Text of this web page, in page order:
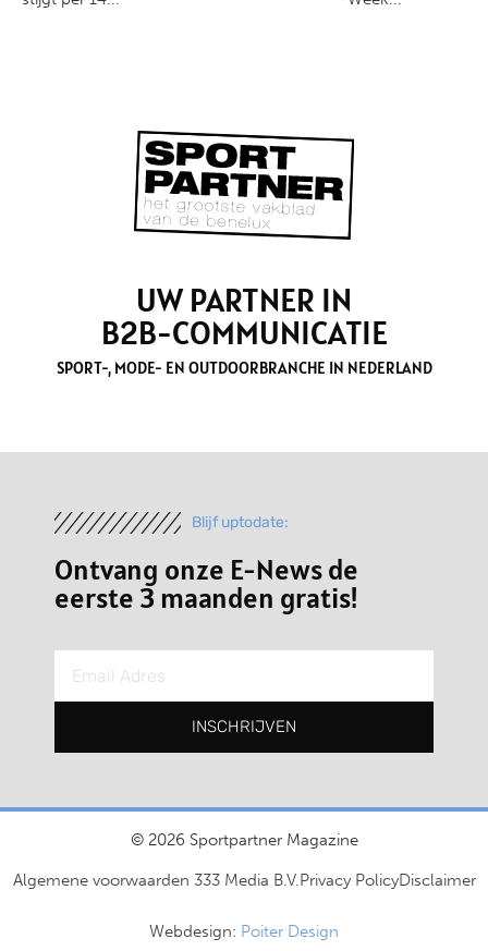
UW PARTNER IN
B2B-COMMUNICATIE
SPORT-, MODE- EN OUTDOORBRANCHE IN NEDERLAND
Blijf uptodate:
Ontvang onze E-News de
eerste 3 maanden gratis!
INSCHRIJVEN
© 2026 Sportpartner Magazine
Algemene voorwaarden 333 Media B.V.Privacy PolicyDisclaimer
Webdesign: Poiter Design